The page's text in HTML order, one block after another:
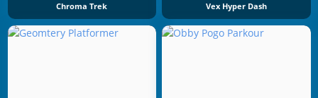
Chroma Trek Vex Hyper Dash